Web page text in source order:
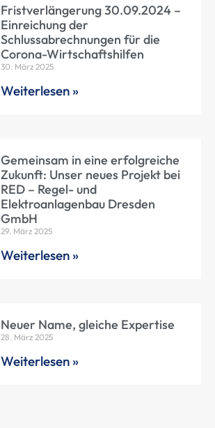
Fristverlängerung 30.09.2024 –
Einreichung der
Schlussabrechnungen für die
Corona-Wirtschaftshilfen
30. März 2025
Weiterlesen »
Gemeinsam in eine erfolgreiche
Zukunft: Unser neues Projekt bei
RED – Regel- und
Elektroanlagenbau Dresden
GmbH
29. März 2025
Weiterlesen »
Neuer Name, gleiche Expertise
28. März 2025
Weiterlesen »